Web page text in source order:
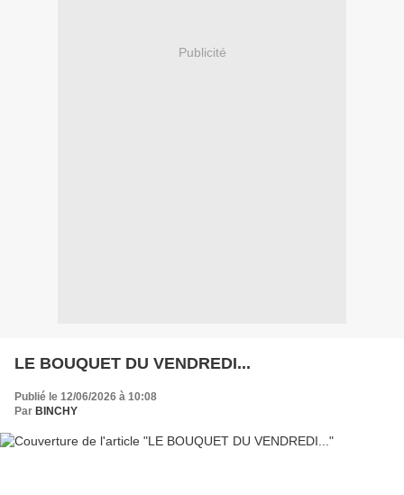
Publicité
LE BOUQUET DU VENDREDI...
Publié le 12/06/2026 à 10:08
Par BINCHY